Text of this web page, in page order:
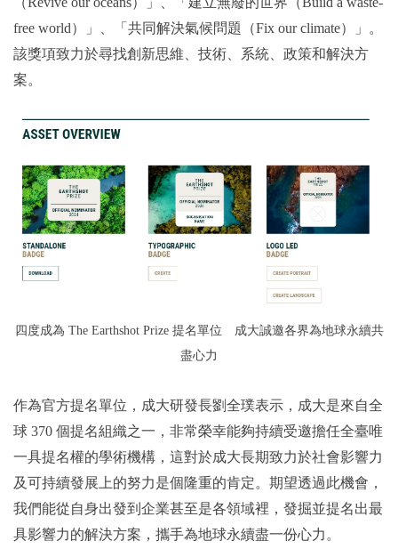
free world）」、「共同解決氣候問題（Fix our climate）」。
該獎項致力於尋找創新思維、技術、系統、政策和解決方
案。
四度成為 The Earthshot Prize 提名單位 成大誠邀各界為地球永續共
盡心力
作為官方提名單位，成大研發長劉全璞表示，成大是來自全
球 370 個提名組織之一，非常榮幸能夠持續受邀擔任全臺唯
一具提名權的學術機構，這對於成大長期致力於社會影響力
及可持續發展上的努力是個隆重的肯定。期望透過此機會，
我們能從自身出發到企業甚至是各領域裡，發掘並提名出最
具影響力的解決方案，攜手為地球永續盡一份心力。